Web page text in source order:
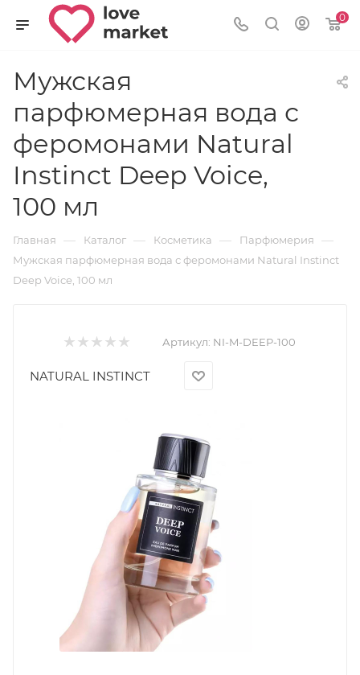
0
Мужская
парфюмерная вода с
феромонами Natural
Instinct Deep Voice,
100 мл
Главная — Каталог — Косметика — Парфюмерия —
Мужская парфюмерная вода с феромонами Natural Instinct
Deep Voice, 100 мл
Артикул: NI-M-DEEP-100
NATURAL INSTINCT